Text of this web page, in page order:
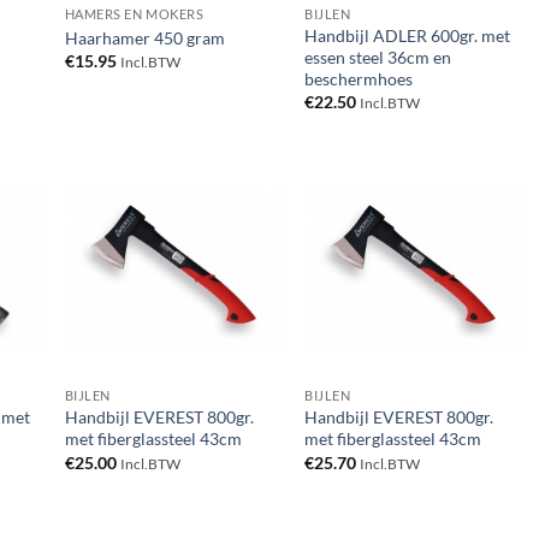
HAMERS EN MOKERS
Haarhamer 450 gram
€15.95 Incl.BTW
BIJLEN
Handbijl ADLER 600gr. met
essen steel 36cm en
beschermhoes
€22.50 Incl.BTW
verlanglijst
BIJLEN
Handbijl EVEREST 800gr.
met fiberglassteel 43cm
€25.00 Incl.BTW
BIJLEN
Handbijl EVEREST 800gr.
met fiberglassteel 43cm
€25.70 Incl.BTW